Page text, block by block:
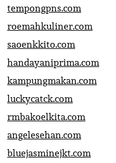
tempongpns.com
roemahkuliner.com
saoenkkito.com
handayaniprima.com
kampungmakan.com
luckycatck.com
rmbakoelkita.com
angelesehan.com
bluejasminejkt.com